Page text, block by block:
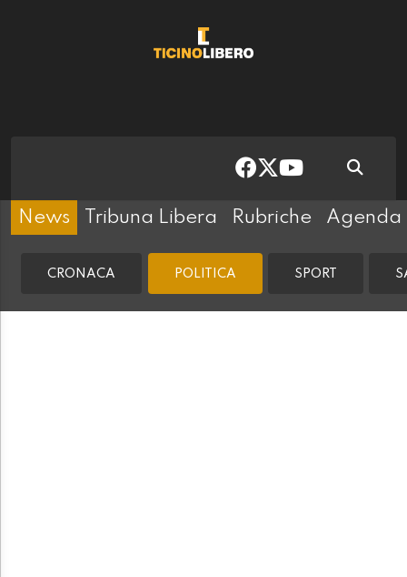
News Tribuna Libera Rubriche Agenda
CRONACA POLITICA SPORT